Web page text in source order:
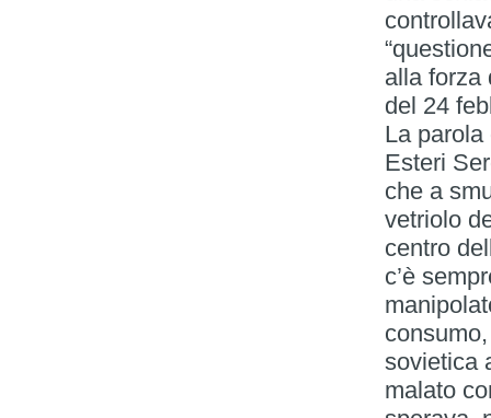
alla forza
del 24
La
Esteri
che a
vetriolo
centro
c’è
sovietica
malato